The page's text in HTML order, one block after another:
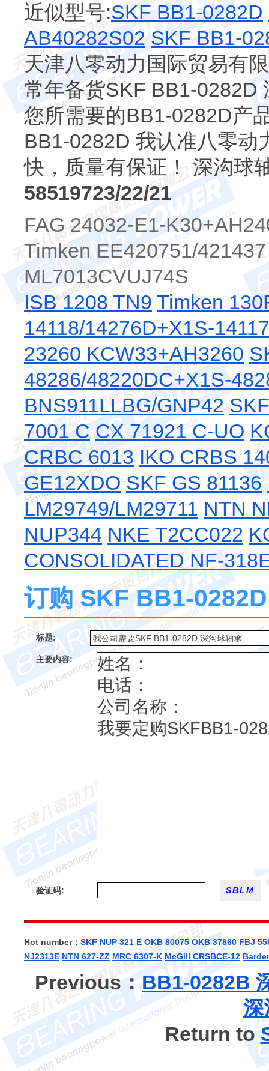
近似型号:SKF BB1-0282D
AB40282S02 SKF BB1-
天津八零动力国际贸易有
常年备货SKF BB1-0282D
您所需要的BB1-0282D产
BB1-0282D 我认准八零动
快，质量有保证！ 深沟球
58519723/22/21
FAG 24032-E1-
Timken EE420751/
ML7013CVUJ74S
ISB 1208 TN9 Timken
14118/14276D+X1S-
23260 KCW33+AH3260
48286/48220DC+X1S-
BNS911LLBG/GNP42
7001 C CX 71921 C-UO
CRBC 6013 IKO CRBS
GE12XDO SKF GS 81136
LM29749/LM29711 NTN
NUP344 NKE T2CC022
CONSOLIDATED NF-
订购 SKF BB1-
标题:
主要内容:
验证码:
Hot number： SKF NUP 321 E OKB 80075 OKB 37860 FBJ
NJ2313E NTN 627-ZZ MRC 6307-K McGill CRSBCE-12
Previous：BB1-0282B
深
Return to